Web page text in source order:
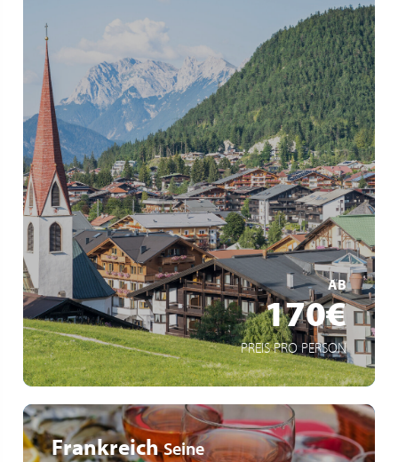
AB
170€
PREIS PRO PERSON
4 Abfahrtstermine im Sommer 2026
Mit Hotelübernachtung oder nur die Busreise
White Night Seefeld 14.August 2026
MEHR ERFAHREN
Frankreich Seine